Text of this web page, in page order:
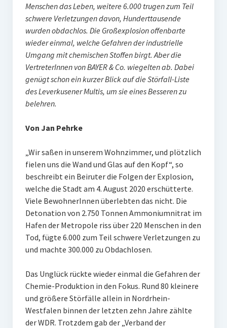
SPENDEN
Menschen das Leben, weitere 6.000 trugen zum Teil
schwere Verletzungen davon, Hunderttausende
wurden obdachlos. Die Großexplosion offenbarte
wieder einmal, welche Gefahren der industrielle
Umgang mit chemischen Stoffen birgt. Aber die
VertreterInnen von BAYER & Co. wiegelten ab. Dabei
genügt schon ein kurzer Blick auf die Störfall-Liste
des Leverkusener Multis, um sie eines Besseren zu
belehren.
Von Jan Pehrke
„Wir saßen in unserem Wohnzimmer, und plötzlich
fielen uns die Wand und Glas auf den Kopf“, so
beschreibt ein Beiruter die Folgen der Explosion,
welche die Stadt am 4. August 2020 erschütterte.
Viele BewohnerInnen überlebten das nicht. Die
Detonation von 2.750 Tonnen Ammoniumnitrat im
Hafen der Metropole riss über 220 Menschen in den
Tod, fügte 6.000 zum Teil schwere Verletzungen zu
und machte 300.000 zu Obdachlosen.
Das Unglück rückte wieder einmal die Gefahren der
Chemie-Produktion in den Fokus. Rund 80 kleinere
und größere Störfälle allein in Nordrhein-
Westfalen binnen der letzten zehn Jahre zählte
der WDR. Trotzdem gab der „Verband der